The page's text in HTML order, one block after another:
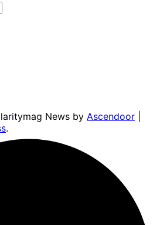
News by Ascendoor
.